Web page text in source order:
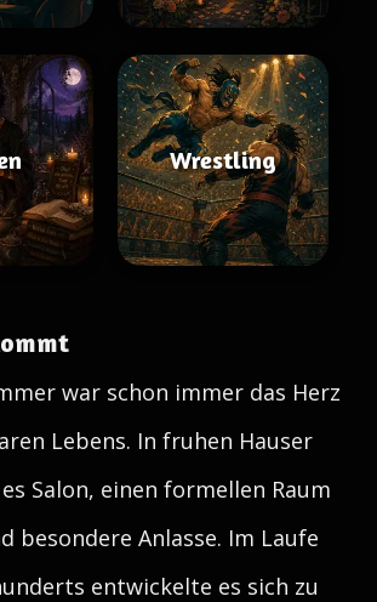
Wrestling
war schon immer das Herz
Lebens. In fruhen Hauser
Salon, einen formellen Raum
besondere Anlasse. Im Laufe
entwickelte es sich zu